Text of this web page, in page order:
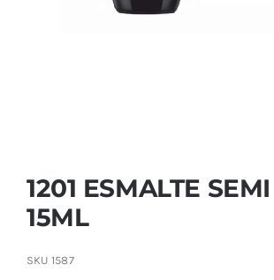
1201 ESMALTE
15ML
SKU 1587